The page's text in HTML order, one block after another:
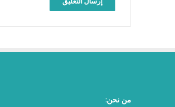
من نحن: